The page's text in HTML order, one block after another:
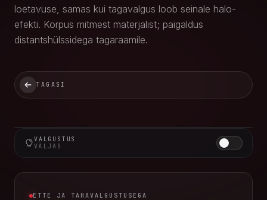
loetavuse, samas kui tagavalgus loob seinale halo-
efekti. Korpus mitmest materjalist; paigaldus
distantshülssidega tagaraamile.
TAGASI
P6+3 ETTE JA TAHAVALGUSTUSEGA
VALGUSTUS
VÄLJAS
ETTE JA TAHAVALGUSTUSEGA